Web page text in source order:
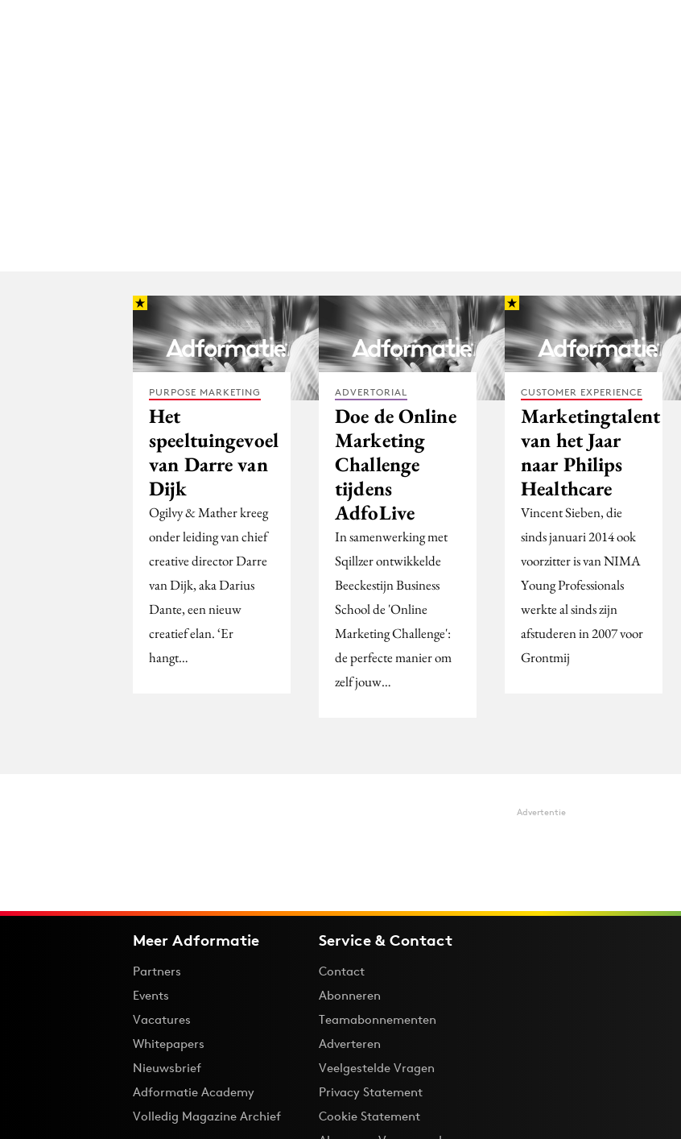
PURPOSE MARKETING
Het
speeltuingevoel
van Darre van
Dijk
Ogilvy & Mather kreeg
onder leiding van chief
creative director Darre
van Dijk, aka Darius
Dante, een nieuw
creatief elan. ‘Er
hangt…
ADVERTORIAL
Doe de Online
Marketing
Challenge
tijdens
AdfoLive
In samenwerking met
Sqillzer ontwikkelde
Beeckestijn Business
School de 'Online
Marketing Challenge':
de perfecte manier om
zelf jouw…
CUSTOMER EXPERIENCE
Marketingtalent
van het Jaar
naar Philips
Healthcare
Vincent Sieben, die
sinds januari 2014 ook
voorzitter is van NIMA
Young Professionals
werkte al sinds zijn
afstuderen in 2007 voor
Grontmij
Advertentie
Meer Adformatie
Partners
Events
Vacatures
Whitepapers
Nieuwsbrief
Adformatie Academy
Volledig Magazine Archief
Service & Contact
Contact
Abonneren
Teamabonnementen
Adverteren
Veelgestelde Vragen
Privacy Statement
Cookie Statement